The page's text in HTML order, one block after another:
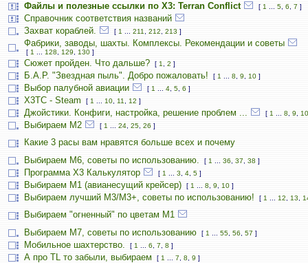
Файлы и полезные ссылки по X3: Terran Conflict [ 1 5 6 7 ]
Справочник соответствия названий
Захват кораблей.
[ 1 211 212 213 ]
Фабрики, заводы, шахты. Комплексы. Рекомендации и советы
[ 1 128 129 130 ]
Сюжет пройден. Что дальше? [ 1 2 ]
Б.А.Р. "Звездная пыль". Добро пожаловать! [ 1 8 9 10 ]
Выбор палубной авиации [ 1 4 5 6 ]
X3TC - Steam [ 1 10 11 12 ]
Джойстики. Конфиги, настройка, решение проблем ... [ 1 8 9 10
Выбираем М2 [ 1 24 25 26 ]
Какие 3 расы вам нравятся больше всех и почему
Выбираем М6, советы по использованию.
[ 1 36 37 38 ]
Программа X3 Калькулятор [ 1 3 4 5 ]
Выбираем М1 (авианесущий крейсер) [ 1 8 9 10 ]
Выбираем лучший M3/M3+, советы по использованию! [ 1 12 13
Выбираем "огненный" по цветам М1
Выбираем М7, советы по использованию
[ 1 55 56 57 ]
Мобильное шахтерство. [ 1 6 7 8 ]
А про TL то забыли, выбираем [ 1 7 8 9 ]